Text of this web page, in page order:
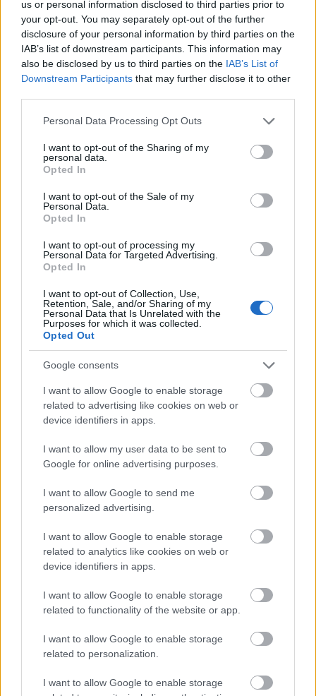
us or personal information disclosed to third parties prior to
your opt-out. You may separately opt-out of the further
disclosure of your personal information by third parties on the
IAB’s list of downstream participants. This information may
also be disclosed by us to third parties on the IAB’s List of
Downstream Participants that may further disclose it to other
Please note that this website/app uses one or more Google
not limited to your visit or usage behaviour. You may click to
grant or deny consent to Google and its third-party tags to
use your data for below specified purposes in below Google
consent section.
Personal Data Processing Opt Outs
I want to opt-out of the Sharing of my
personal data.
Opted In
I want to opt-out of the Sale of my
Personal Data.
Opted In
I want to opt-out of processing my
Personal Data for Targeted Advertising.
Opted In
I want to opt-out of Collection, Use,
Retention, Sale, and/or Sharing of my
Personal Data that Is Unrelated with the
Purposes for which it was collected.
Opted Out
Google consents
I want to allow Google to enable storage
related to advertising like cookies on web or
device identifiers in apps.
I want to allow my user data to be sent to
Google for online advertising purposes.
I want to allow Google to send me
personalized advertising.
I want to allow Google to enable storage
related to analytics like cookies on web or
device identifiers in apps.
I want to allow Google to enable storage
related to functionality of the website or app.
I want to allow Google to enable storage
related to personalization.
I want to allow Google to enable storage
Ezt most mégis minek?
Fejesrob
12 éve
másképp nem fogja tudni biztosítani befolyását.
trolololol
12 éve
@Fejesrob: hádde várjálmár, hiszen ez a nép
buta a demokráciához, hiszen nem azt választotta,
akit kellett volna! :)
12 éve
Majd a Budai elrendezi...
J.László
12 éve
abbahagyja a szarkeverést.
Brix
A diktatúra a természetes működési állapota, az
Egyiptomihoz hasonló, elmaradott iszlám
anarchia van és Európát elözönlik a kirajzó
menekültek
hiánya, hanem az, hogy olaj jövedelmei
lecsökkentek, az élelmiszer árak az egekbe
30 millió huszonévessel, akik munka híján